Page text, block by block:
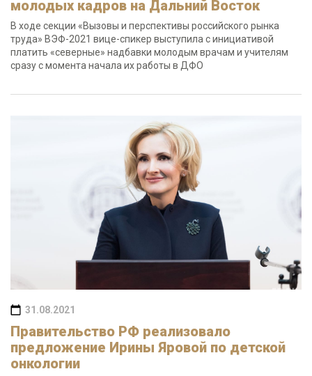
молодых кадров на Дальний Восток
В ходе секции «Вызовы и перспективы российского рынка
труда» ВЭФ-2021 вице-спикер выступила с инициативой
платить «северные» надбавки молодым врачам и учителям
сразу с момента начала их работы в ДФО
31.08.2021
Правительство РФ реализовало
предложение Ирины Яровой по детской
онкологии